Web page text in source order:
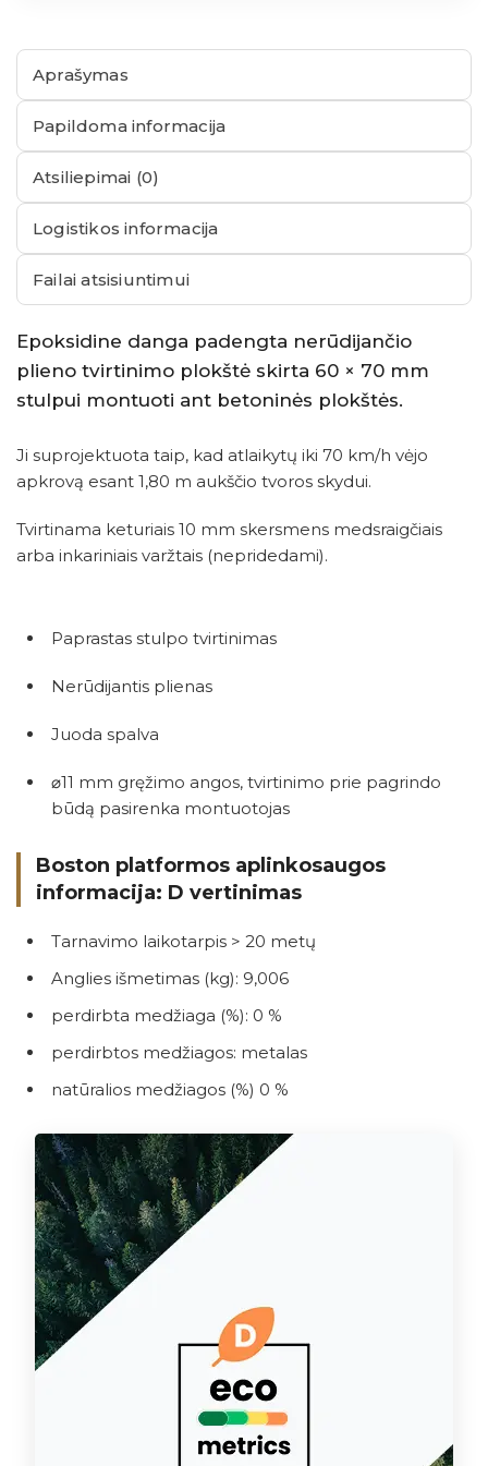
Aprašymas
Papildoma informacija
Atsiliepimai (0)
Logistikos informacija
Failai atsisiuntimui
Epoksidine danga padengta nerūdijančio
plieno tvirtinimo plokštė skirta 60 × 70 mm
stulpui montuoti ant betoninės plokštės.
Ji suprojektuota taip, kad atlaikytų iki 70 km/h vėjo
apkrovą esant 1,80 m aukščio tvoros skydui.
Tvirtinama keturiais 10 mm skersmens medsraigčiais
arba inkariniais varžtais (nepridedami).
Paprastas stulpo tvirtinimas
Nerūdijantis plienas
Juoda spalva
⌀11 mm gręžimo angos, tvirtinimo prie pagrindo
būdą pasirenka montuotojas
Boston platformos aplinkosaugos
informacija: D vertinimas
Tarnavimo laikotarpis > 20 metų
Anglies išmetimas (kg): 9,006
perdirbta medžiaga (%): 0 %
perdirbtos medžiagos: metalas
natūralios medžiagos (%) 0 %